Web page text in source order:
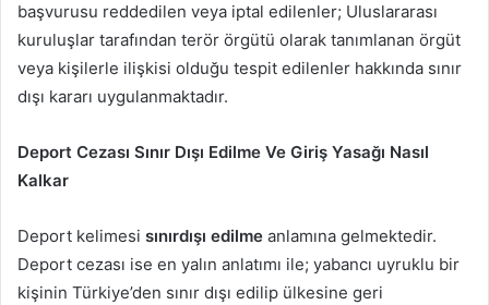
başvurusu reddedilen veya iptal edilenler; Uluslararası
kuruluşlar tarafından terör örgütü olarak tanımlanan örgüt
veya kişilerle ilişkisi olduğu tespit edilenler hakkında sınır
dışı kararı uygulanmaktadır.
Deport Cezası Sınır Dışı Edilme Ve Giriş Yasağı Nasıl
Kalkar
Deport kelimesi sınırdışı edilme anlamına gelmektedir.
Deport cezası ise en yalın anlatımı ile; yabancı uyruklu bir
kişinin Türkiye’den sınır dışı edilip ülkesine geri